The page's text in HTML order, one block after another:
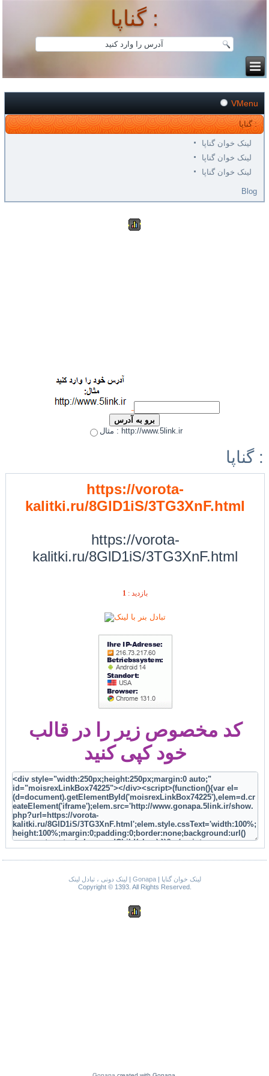
گناپا :
VMenu
گناپا :
لینک خوان گناپا
لینک خوان گناپا
لینک خوان گناپا
Blog
مثال : http://www.5link.ir
گناپا :
https://vorota-
kalitki.ru/8GlD1iS/3TG3XnF.html
https://vorota-
kalitki.ru/8GlD1iS/3TG3XnF.html
بازديد : 1
کد مخصوص زیر را در قالب
خود کپی کنید
لینک دونی ، تبادل لینک| Gonapa|
لینک خوان گناپا
Copyright © 1393. All Rights Reserved.